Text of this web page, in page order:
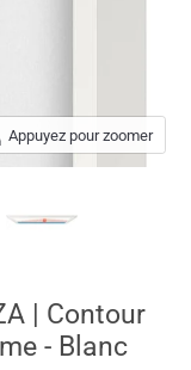
Appuyez pour zoomer
| Contour
- Blanc